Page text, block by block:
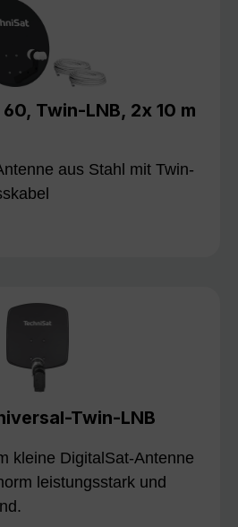
60, Twin-LNB, 2x 10 m
aus Stahl mit Twin-
Twin-LNB
kleine DigitalSat-Antenne
leistungsstark und